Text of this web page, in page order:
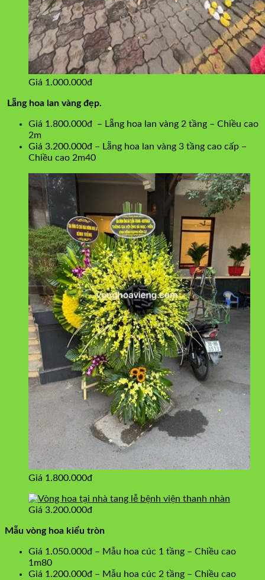
Giá 1.000.000đ
Lẵng hoa lan vàng đẹp.
Giá 1.800.000đ – Lẵng hoa lan vàng 2 tầng – Chiều cao
2m
Giá 3.200.000đ – Lẵng hoa lan vàng 3 tầng cao cấp –
Chiều cao 2m40
Giá 1.800.000đ
Giá 3.200.000đ
Mẫu vòng hoa kiểu tròn
Giá 1.050.000đ – Mẫu hoa cúc 1 tầng – Chiều cao
1m80
Giá 1.200.000đ – Mẫu hoa cúc 2 tầng – Chiều cao